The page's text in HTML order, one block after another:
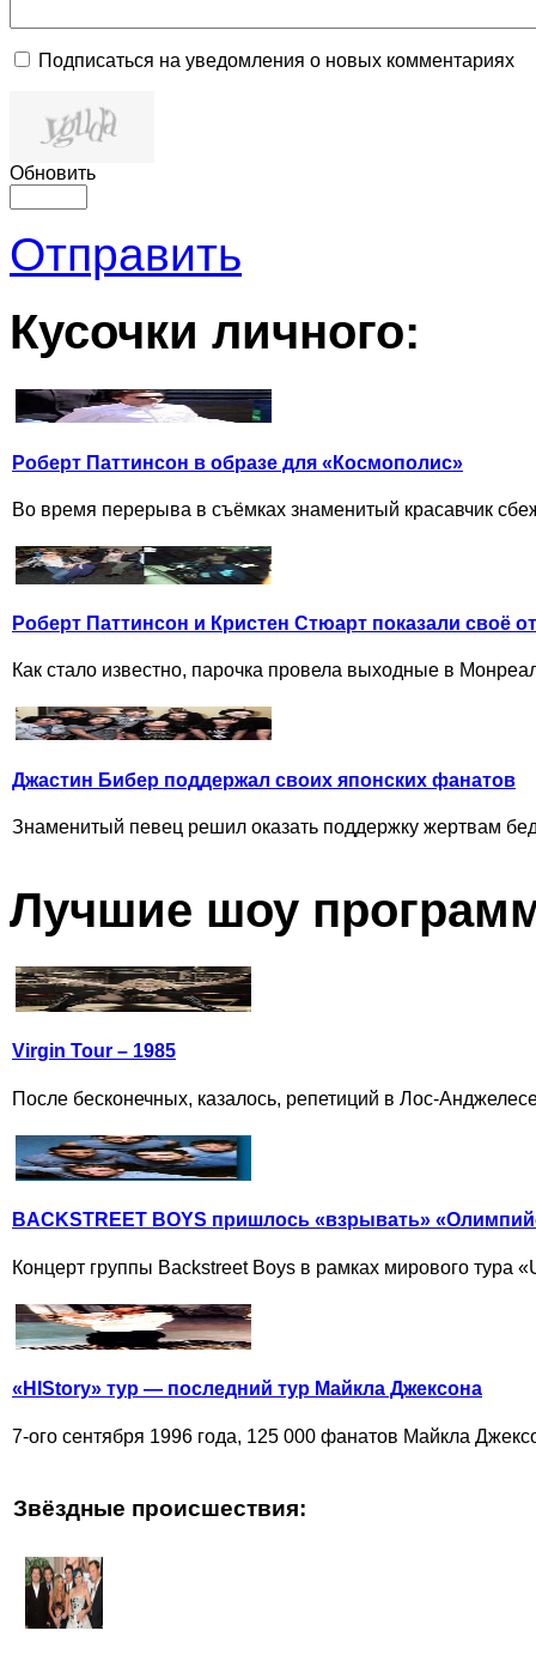
Подписаться на уведомления о новых комментариях
Обновить
Отправить
Кусочки личного:
Роберт Паттинсон в образе для «Космополис»
Во время перерыва в съёмках знаменитый красавчик
Роберт Паттинсон и Кристен Стюарт показали своё
Как стало известно, парочка провела выходные в
Джастин Бибер поддержал своих японских фанатов
Знаменитый певец решил оказать поддержку жертвам
Лучшие шоу
Virgin Tour – 1985
После бесконечных, казалось, репетиций в Лос-
BACKSTREET BOYS пришлось «взрывать»
Концерт группы Backstreet Boys в рамках мирового
«HIStory» тур — последний тур Майкла Джексона
7-ого сентября 1996 года, 125 000 фанатов Майкла
Звёздные происшествия: